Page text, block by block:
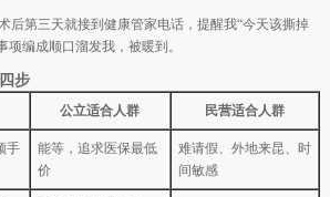
后第三天就接到健康管家电话，提醒我“今天该撕掉
项编成顺口溜发我，被暖到。
步
公立适合人群 民营适合人群
手
能等，追求医保最低
价
难请假、外地来昆、时
间敏感